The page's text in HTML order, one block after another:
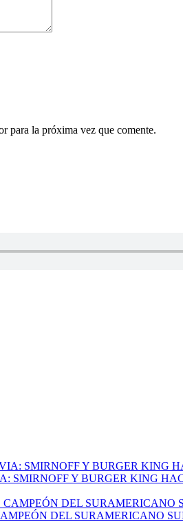
para la próxima vez que comente.
SMIRNOFF Y BURGER KING
DEL SURAMERICANO